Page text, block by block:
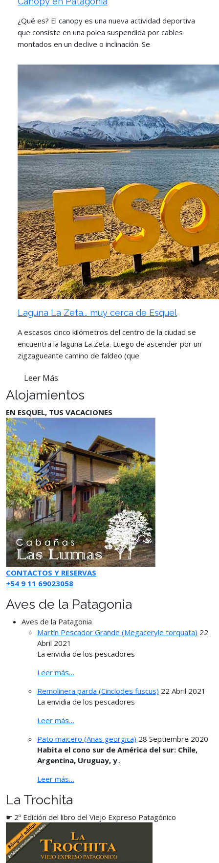
¿Qué es? El canopy es una nueva actividad deportiva
que consiste en una polea suspendida por cables
montados en un declive o inclinación. Se
Laguna La Zeta... muy cerca de Esquel
A escasos cinco kilómetros del centro de la ciudad se
encuentra la laguna La Zeta. Luego de ascender por un
zigzagueante camino de faldeo (que
Leer Más
Alojamientos
EN ESQUEL, TUS VACACIONES
CONTACTOS Y RESERVAS
+54 9 11 69023058
Aves de la Patagonia
Aves de la Patagonia
Martín Pescador Grande (Megaceryle torquata) 22
Abril 2021
La envidia de los pescadores
Leer más…
Remolinera parda (Cinclodes fuscus) 22 Abril 2021
La envidia de los pescadores
Leer más…
Pato maicero (Anas georgica) 28 Septiembre 2020
Habita el cono sur de América del sur: Chile,
Argentina, Uruguay, y...
Leer más…
La Trochita
☛ 2º Edición del libro del Viejo Expreso Patagónico